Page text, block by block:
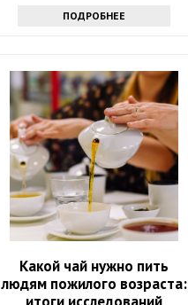
ПОДРОБНЕЕ
Какой чай нужно пить
людям пожилого возраста:
итоги исследований